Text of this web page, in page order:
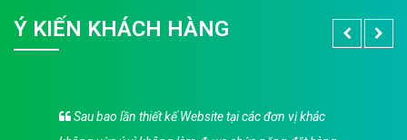
Ý KIẾN KHÁCH HÀNG
Sau bao lần thiết kế Website tại các đơn vị khác